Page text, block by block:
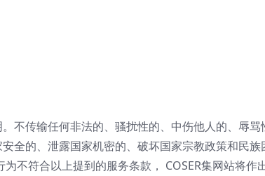
不传输任何非法的、骚扰性的、中伤他人的、辱骂
全的、泄露国家机密的、破坏国家宗教政策和民族
不符合以上提到的服务条款， COSER集网站将作